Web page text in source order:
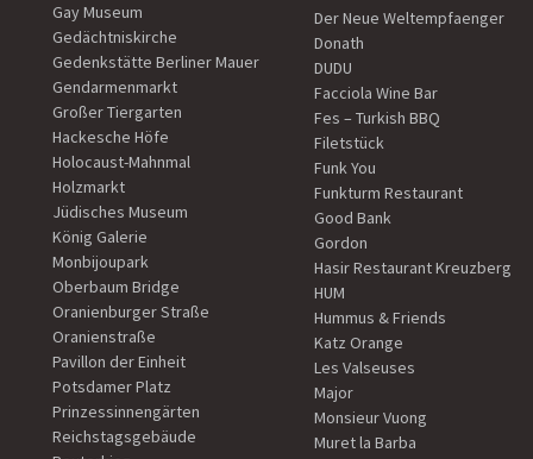
Gay Museum
Gedächtniskirche
Gedenkstätte Berliner Mauer
Gendarmenmarkt
Großer Tiergarten
Hackesche Höfe
Holocaust-Mahnmal
Holzmarkt
Jüdisches Museum
König Galerie
Monbijoupark
Oberbaum Bridge
Oranienburger Straße
Oranienstraße
Pavillon der Einheit
Potsdamer Platz
Prinzessinnengärten
Reichstagsgebäude
Der Neue Weltempfaenger
Donath
DUDU
Facciola Wine Bar
Fes – Turkish BBQ
Filetstück
Funk You
Funkturm Restaurant
Good Bank
Gordon
Hasir Restaurant Kreuzberg
HUM
Hummus & Friends
Katz Orange
Les Valseuses
Major
Monsieur Vuong
Muret la Barba